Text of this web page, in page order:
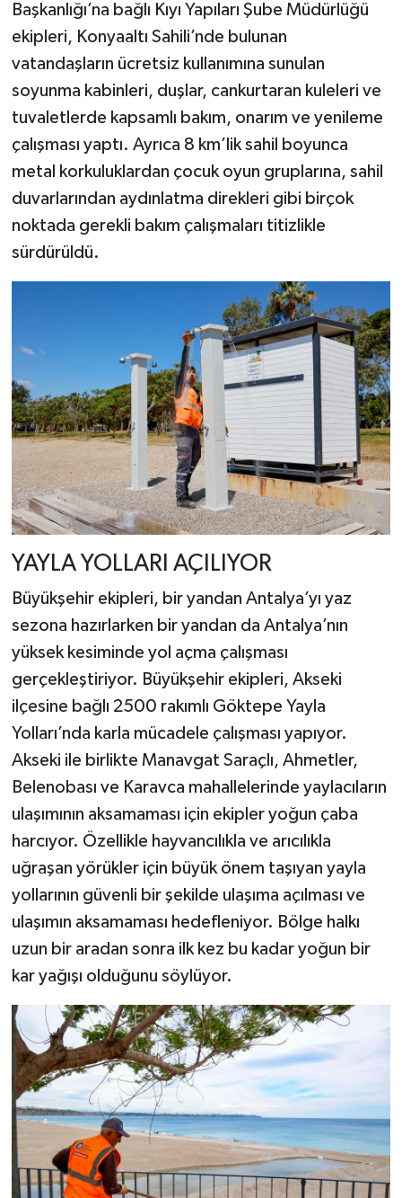
Başkanlığı’na bağlı Kıyı Yapıları Şube Müdürlüğü
ekipleri, Konyaaltı Sahili’nde bulunan
vatandaşların ücretsiz kullanımına sunulan
soyunma kabinleri, duşlar, cankurtaran kuleleri ve
tuvaletlerde kapsamlı bakım, onarım ve yenileme
çalışması yaptı. Ayrıca 8 km’lik sahil boyunca
metal korkuluklardan çocuk oyun gruplarına, sahil
duvarlarından aydınlatma direkleri gibi birçok
noktada gerekli bakım çalışmaları titizlikle
sürdürüldü.
YAYLA YOLLARI AÇILIYOR
Büyükşehir ekipleri, bir yandan Antalya’yı yaz
sezona hazırlarken bir yandan da Antalya’nın
yüksek kesiminde yol açma çalışması
gerçekleştiriyor. Büyükşehir ekipleri, Akseki
ilçesine bağlı 2500 rakımlı Göktepe Yayla
Yolları’nda karla mücadele çalışması yapıyor.
Akseki ile birlikte Manavgat Saraçlı, Ahmetler,
Belenobası ve Karavca mahallelerinde yaylacıların
ulaşımının aksamaması için ekipler yoğun çaba
harcıyor. Özellikle hayvancılıkla ve arıcılıkla
uğraşan yörükler için büyük önem taşıyan yayla
yollarının güvenli bir şekilde ulaşıma açılması ve
ulaşımın aksamaması hedefleniyor. Bölge halkı
uzun bir aradan sonra ilk kez bu kadar yoğun bir
kar yağışı olduğunu söylüyor.